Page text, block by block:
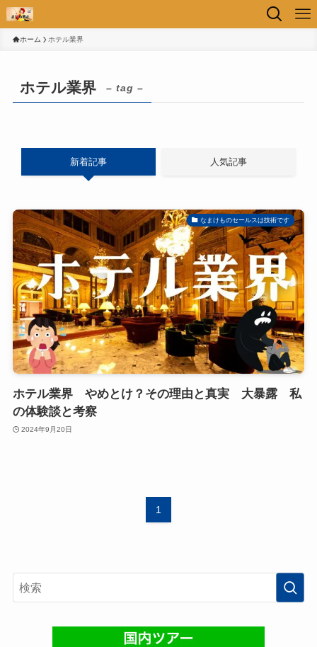
ホーム ホテル業界
ホテル業界 – tag –
新着記事 人気記事
なまけものセールスは技術です
ホテル業界 やめとけ？その理由と真実 大暴露 私
の体験談と考察
2024年9月20日
1